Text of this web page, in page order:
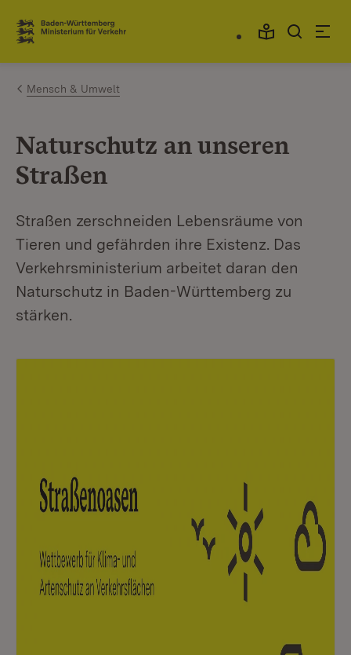
Zum Inhalt springen
Link zur Startseite
Mensch & Umwelt
Naturschutz an unseren
Straßen
Straßen zerschneiden Lebensräume von
Tieren und gefährden ihre Existenz. Das
Verkehrsministerium arbeitet daran den
Naturschutz in Baden-Württemberg zu
stärken.